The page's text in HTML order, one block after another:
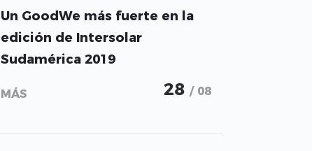
Un GoodWe más fuerte en la
edición de Intersolar
Sudamérica 2019
MÁS 28 / 08